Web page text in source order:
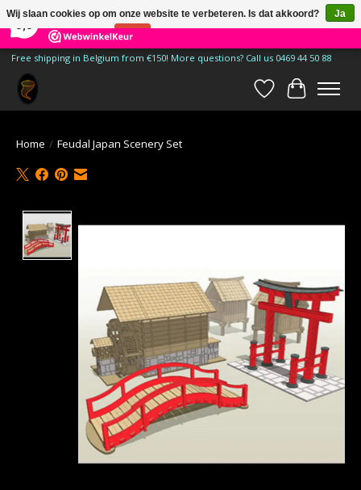
185 Reviews ×
Free shipping in Belgium from €150! More questions? Call us 0469 44 50 88
Verlanglijst
Home / Feudal Japan Scenery Set
Wij slaan cookies op om onze website te verbeteren. Is dat akkoord?
Ja
Nee